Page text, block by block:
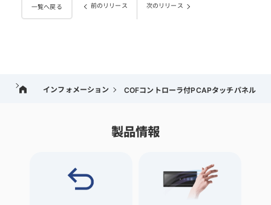
一覧へ戻る 前のリリース 次のリリース
インフォメーション COFコントローラ付PCAPタッチパネル「
製品情報